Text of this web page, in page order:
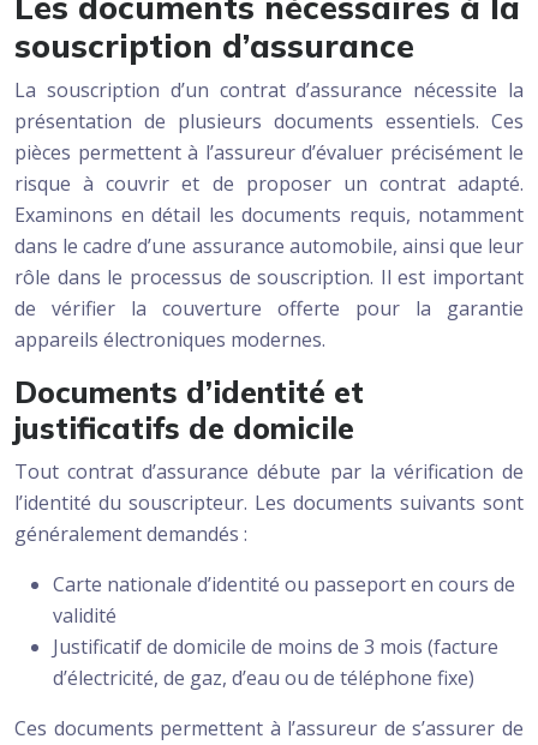
souscription d’assurance
La souscription d’un contrat d’assurance nécessite la
présentation de plusieurs documents essentiels. Ces
pièces permettent à l’assureur d’évaluer précisément le
risque à couvrir et de proposer un contrat adapté.
Examinons en détail les documents requis, notamment
dans le cadre d’une assurance automobile, ainsi que leur
rôle dans le processus de souscription. Il est important
de vérifier la couverture offerte pour la garantie
appareils électroniques modernes.
Documents d’identité et
justificatifs de domicile
Tout contrat d’assurance débute par la vérification de
l’identité du souscripteur. Les documents suivants sont
généralement demandés :
Carte nationale d’identité ou passeport en cours de
validité
Justificatif de domicile de moins de 3 mois (facture
d’électricité, de gaz, d’eau ou de téléphone fixe)
Ces documents permettent à l’assureur de s’assurer de